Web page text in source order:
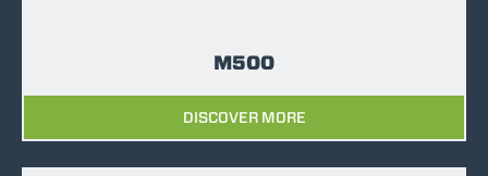
M500
DISCOVER MORE